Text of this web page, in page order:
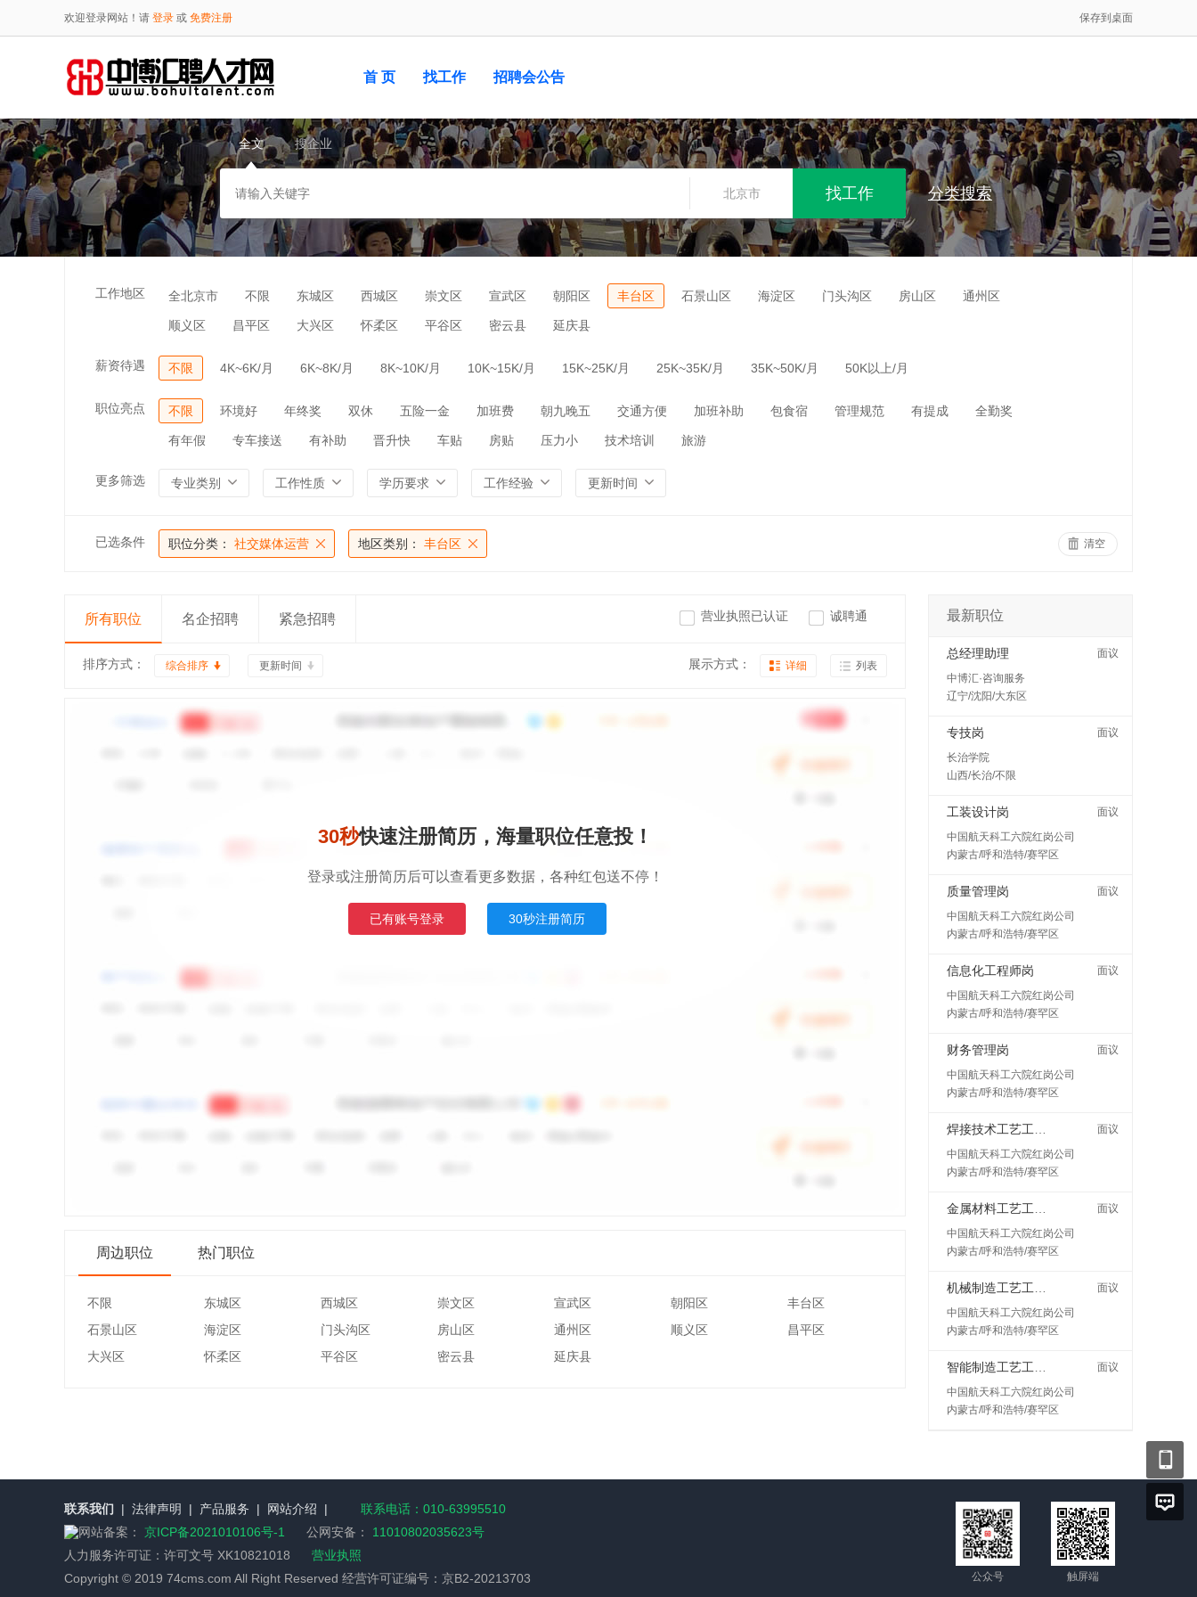
欢迎登录网站！请 登录 或 免费注册 保存到桌面
首 页 找工作 招聘会公告
全文 搜企业
北京市 分类搜索
工作地区 全北京市 不限 东城区 西城区 崇文区 宣武区 朝阳区 丰台区 石景山区 海淀区 门头沟区 房山区 通州区
顺义区 昌平区 大兴区 怀柔区 平谷区 密云县 延庆县
薪资待遇 不限 4K~6K/月 6K~8K/月 8K~10K/月 10K~15K/月 15K~25K/月 25K~35K/月 35K~50K/月 50K以上/月
职位亮点 不限 环境好 年终奖 双休 五险一金 加班费 朝九晚五 交通方便 加班补助 包食宿 管理规范 有提成 全勤奖
有年假 专车接送 有补助 晋升快 车贴 房贴 压力小 技术培训 旅游
更多筛选 专业类别 工作性质 学历要求 工作经验 更新时间
已选条件 职位分类： 社交媒体运营 地区类别： 丰台区 清空
所有职位 名企招聘 紧急招聘 营业执照已认证 诚聘通
排序方式： 综合排序 更新时间 展示方式： 详细 列表
30秒快速注册简历，海量职位任意投！
登录或注册简历后可以查看更多数据，各种红包送不停！
已有账号登录 30秒注册简历
周边职位 热门职位
不限 东城区 西城区 崇文区 宣武区 朝阳区
丰台区
石景山区
海淀区 门头沟区 房山区 通州区 顺义区
昌平区
大兴区
怀柔区 平谷区 密云县 延庆县
最新职位
总经理助理
面议
中博汇·咨询服务
辽宁/沈阳/大东区
专技岗
面议
长治学院
山西/长治/不限
工装设计岗
面议
中国航天科工六院红岗公司
内蒙古/呼和浩特/赛罕区
质量管理岗
面议
中国航天科工六院红岗公司
内蒙古/呼和浩特/赛罕区
信息化工程师岗
面议
中国航天科工六院红岗公司
内蒙古/呼和浩特/赛罕区
财务管理岗
面议
中国航天科工六院红岗公司
内蒙古/呼和浩特/赛罕区
面议
中国航天科工六院红岗公司
内蒙古/呼和浩特/赛罕区
面议
中国航天科工六院红岗公司
内蒙古/呼和浩特/赛罕区
面议
中国航天科工六院红岗公司
内蒙古/呼和浩特/赛罕区
面议
中国航天科工六院红岗公司
内蒙古/呼和浩特/赛罕区
联系我们 | 法律声明 | 产品服务 | 网站介绍 |
联系电话：010-63995510
网站备案： 京ICP备2021010106号-1 公网安备：
11010802035623号
人力服务许可证： 许可文号 XK10821018
营业执照
Copyright © 2019 74cms.com All Right Reserved 经营许可证编号：京B2-20213703
公众号 触屏端